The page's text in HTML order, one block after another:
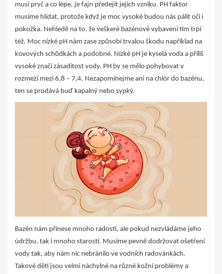
musí pryč a co lépe, je fajn předejít jejich vzniku. PH faktor
musíme hlídat, protože když je moc vysoké budou nás pálit oči i
pokožka. Nehledě na to, že veškeré bazénové vybavení tím trpí
též. Moc nízké pH nám zase způsobí trvalou škodu například na
kovových schůdkách a podobné. Nízké pH je kyselá voda a příliš
vysoké značí zásaditost vody. PH by se mělo pohybovat v
rozmezí mezi 6,8 – 7,4. Nezapomínejme ani na chlór do bazénu,
ten se prodává buď kapalný nebo sypký.
Bazén nám přinese mnoho radosti, ale pokud nezvládáme jeho
údržbu, tak i mnoho starostí. Musíme pevně dodržovat ošetření
vody tak, aby nám nic nebránilo ve vodních radovánkách.
Takové děti jsou velmi náchylné na různé kožní problémy a